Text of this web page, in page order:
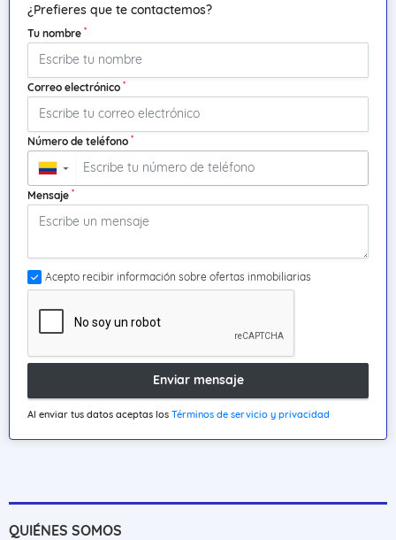
¿Prefieres que te contactemos?
Tu nombre *
Correo electrónico *
Número de teléfono *
▼
Mensaje *
Acepto recibir información sobre ofertas inmobiliarias
Enviar mensaje
Al enviar tus datos aceptas los Términos de servicio y privacidad
QUIÉNES SOMOS